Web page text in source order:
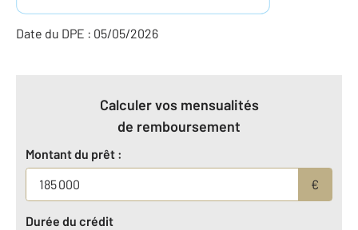
Date du DPE : 05/05/2026
Calculer vos mensualités
de remboursement
Montant du prêt :
€
Durée du crédit